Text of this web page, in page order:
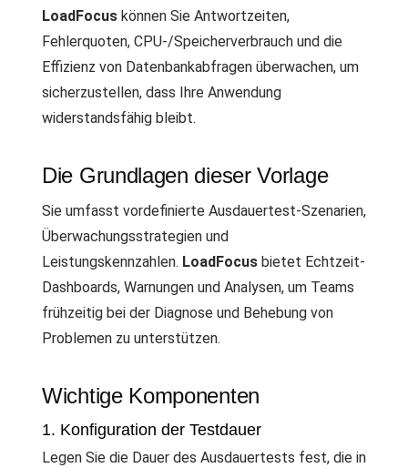
LoadFocus können Sie Antwortzeiten,
Fehlerquoten, CPU-/Speicherverbrauch und die
Effizienz von Datenbankabfragen überwachen, um
sicherzustellen, dass Ihre Anwendung
widerstandsfähig bleibt.
Die Grundlagen dieser Vorlage
Sie umfasst vordefinierte Ausdauertest-Szenarien,
Überwachungsstrategien und
Leistungskennzahlen. LoadFocus bietet Echtzeit-
Dashboards, Warnungen und Analysen, um Teams
frühzeitig bei der Diagnose und Behebung von
Problemen zu unterstützen.
Wichtige Komponenten
1. Konfiguration der Testdauer
Legen Sie die Dauer des Ausdauertests fest, die in